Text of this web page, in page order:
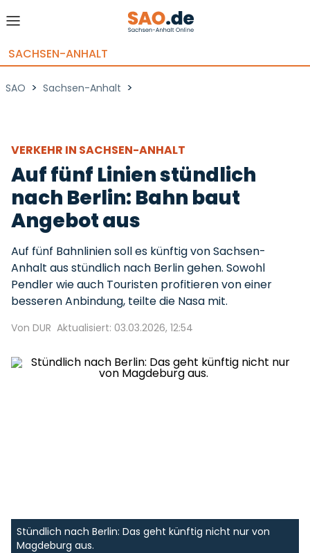
SACHSEN-ANHALT
SAO > Sachsen-Anhalt >
VERKEHR IN SACHSEN-ANHALT
Auf fünf Linien stündlich
nach Berlin: Bahn baut
Angebot aus
Auf fünf Bahnlinien soll es künftig von Sachsen-
Anhalt aus stündlich nach Berlin gehen. Sowohl
Pendler wie auch Touristen profitieren von einer
besseren Anbindung, teilte die Nasa mit.
Von DUR Aktualisiert: 03.03.2026, 12:54
Stündlich nach Berlin: Das geht künftig nicht nur von
Magdeburg aus.